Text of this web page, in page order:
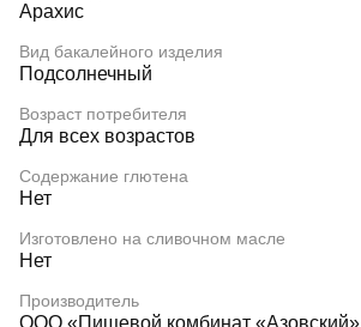
Арахис
Вид бакалейного изделия
Подсолнечный
Возраст потребителя
Для всех возрастов
Содержание глютена
Нет
Изготовлено на сливочном масле
Нет
Производитель
ООО «Пищевой комбинат «Азовский»